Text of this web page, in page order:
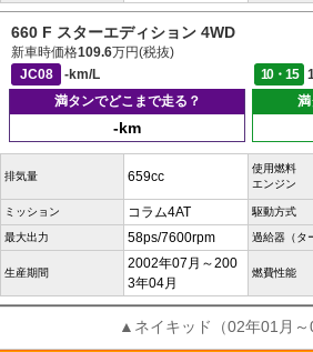
660 F スターエディション 4WD
新車時価格109.6万円(税抜)
JC08
-km/L 10・15
満タンでどこまで走る？
-km
満
排気量 659cc
使用燃料
エンジン
ミッション コラム4AT 駆動方式
最大出力 58ps/7600rpm 過給器（タ
生産期間
2002年07月～200
3年04月
燃費性能
▲ネイキッド（02年01月